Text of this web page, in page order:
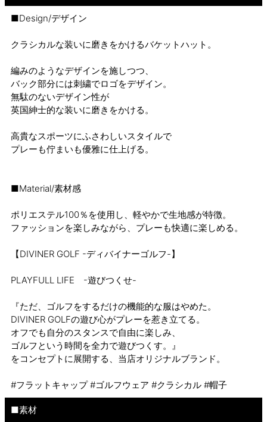
■Design/デザイン
クラシカルな装いに磨きをかけるバケットハット。
編みのようなデザインを施しつつ、
バック部分には刺繍でロゴをデザイン。
無駄のないデザイン性が
英国紳士的な装いに磨きをかける。
高貴なスポーツにふさわしいスタイルで
プレーも佇まいも優雅に仕上げる。
■Material/素材感
ポリエステル100％を使用し、軽やかで生地感が特徴。
ファッションを楽しみながら、プレーも快適に楽しめる。
【DIVINER GOLF -ディバイナーゴルフ-】
PLAYFULL LIFE -遊びつくせ-
『ただ、ゴルフをするだけの機能的な服はやめた。
DIVINER GOLFの遊び心がプレーを惹き立てる。
オフでも自分のスタンスで自由に楽しみ、
ゴルフという時間を全力で遊びつくす。』
をコンセプトに展開する、当店オリジナルブランド。
#フラットキャップ #ゴルフウェア #クラシカル #帽子
■素材